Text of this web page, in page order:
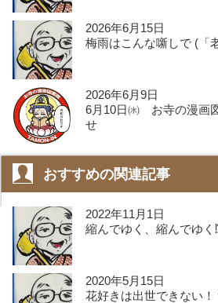
2026年6月15日
梅雨はこんな噺しで (「
2026年6月9日
6月10日㈬ お寺の漫画
せ
おすすめの関連記事
2022年11月1日
縮んでゆく、縮んでゆく
2020年5月15日
花好きは出世できない！